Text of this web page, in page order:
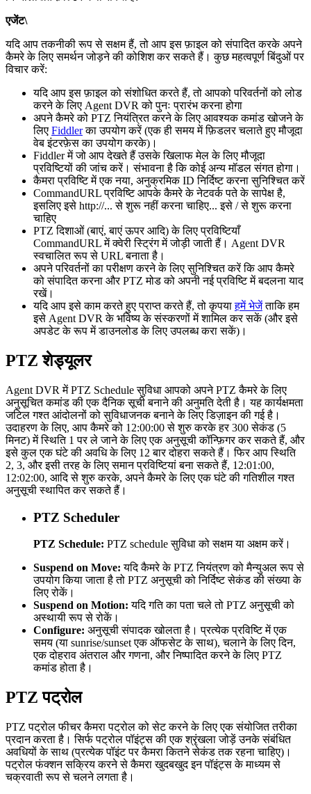
एजेंट\
यदि आप तकनीकी रूप से सक्षम हैं, तो आप इस फ़ाइल को संपादित करके अपने
कैमरे के लिए समर्थन जोड़ने की कोशिश कर सकते हैं। कुछ महत्वपूर्ण बिंदुओं पर
विचार करें:
यदि आप इस फ़ाइल को संशोधित करते हैं, तो आपको परिवर्तनों को लोड
करने के लिए Agent DVR को पुनः प्रारंभ करना होगा
अपने कैमरे को PTZ नियंत्रित करने के लिए आवश्यक कमांड खोजने के
लिए Fiddlerका उपयोग करें (एक ही समय में फ़िडलर चलाते हुए मौजूदा
वेब इंटरफ़ेस का उपयोग करके)।
Fiddler में जो आप देखते हैं उसके खिलाफ मेल के लिए मौजूदा
प्रविष्टियों की जांच करें। संभावना है कि कोई अन्य मॉडल संगत होगा।
कैमरा प्रविष्टि में एक नया, अनुक्रमिक ID निर्दिष्ट करना सुनिश्चित करें
CommandURL प्रविष्टि आपके कैमरे के नेटवर्क पते के सापेक्ष है,
इसलिए इसे http://... से शुरू नहीं करना चाहिए... इसे / से शुरू करना
चाहिए
PTZ दिशाओं (बाएं, बाएं ऊपर आदि) के लिए प्रविष्टियाँ
CommandURL में क्वेरी स्ट्रिंग में जोड़ी जाती हैं। Agent DVR
स्वचालित रूप से URL बनाता है।
अपने परिवर्तनों का परीक्षण करने के लिए सुनिश्चित करें कि आप कैमरे
को संपादित करना और PTZ मोड को अपनी नई प्रविष्टि में बदलना याद
रखें।
यदि आप इसे काम करते हुए प्राप्त करते हैं, तो कृपयाहमें भेजेंताकि हम
इसे Agent DVR के भविष्य के संस्करणों में शामिल कर सकें (और इसे
अपडेट के रूप में डाउनलोड के लिए उपलब्ध करा सकें)।
PTZ शेड्यूलर
Agent DVR में PTZ Schedule सुविधा आपको अपने PTZ कैमरे के लिए
अनुसूचित कमांड की एक दैनिक सूची बनाने की अनुमति देती है। यह कार्यक्षमता
जटिल गश्त आंदोलनों को सुविधाजनक बनाने के लिए डिज़ाइन की गई है।
उदाहरण के लिए, आप कैमरे को 12:00:00 से शुरु करके हर 300 सेकंड (5
मिनट) में स्थिति 1 पर ले जाने के लिए एक अनुसूची कॉन्फ़िगर कर सकते हैं, और
इसे कुल एक घंटे की अवधि के लिए 12 बार दोहरा सकते हैं। फिर आप स्थिति
2, 3, और इसी तरह के लिए समान प्रविष्टियां बना सकते हैं, 12:01:00,
12:02:00, आदि से शुरु करके, अपने कैमरे के लिए एक घंटे की गतिशील गश्त
अनुसूची स्थापित कर सकते हैं।
PTZ Scheduler
PTZ Schedule: PTZ schedule सुविधा को सक्षम या अक्षम करें।
Suspend on Move: यदि कैमरे के PTZ नियंत्रण को मैन्युअल रूप से
उपयोग किया जाता है तो PTZ अनुसूची को निर्दिष्ट सेकंड की संख्या के
लिए रोकें।
Suspend on Motion: यदि गति का पता चले तो PTZ अनुसूची को
अस्थायी रूप से रोकें।
Configure: अनुसूची संपादक खोलता है। प्रत्येक प्रविष्टि में एक
समय (या sunrise/sunset एक ऑफसेट के साथ), चलाने के लिए दिन,
एक दोहराव अंतराल और गणना, और निष्पादित करने के लिए PTZ
कमांड होता है।
PTZ पट्रोल
PTZ पट्रोल फीचर कैमरा पट्रोल को सेट करने के लिए एक संयोजित तरीका
प्रदान करता है। सिर्फ पट्रोल पॉइंट्स की एक श्रृंखला जोड़ें उनके संबंधित
अवधियों के साथ (प्रत्येक पॉइंट पर कैमरा कितने सेकंड तक रहना चाहिए)।
पट्रोल फंक्शन सक्रिय करने से कैमरा खुदबखुद इन पॉइंट्स के माध्यम से
चक्रवाती रूप से चलने लगता है।